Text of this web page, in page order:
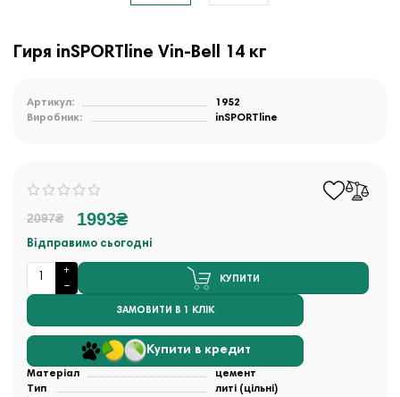
Гиря inSPORTline Vin-Bell 14 кг
Артикул:
1952
Виробник:
inSPORTline
2097₴ 1993₴
Відправимо сьогодні
КУПИТИ
ЗАМОВИТИ В 1 КЛІК
Купити в кредит
Матеріал
цемент
Тип
литі (цільні)